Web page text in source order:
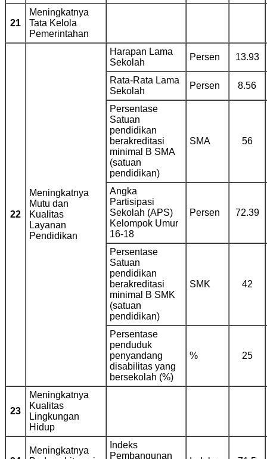
21
Meningkatnya
Tata Kelola
Pemerintahan
22
Meningkatnya
Mutu dan
Kualitas
Layanan
Pendidikan
Harapan Lama
Sekolah
Persen 13.93
Rata-Rata Lama
Sekolah
Persen 8.56
Persentase
Satuan
pendidikan
berakreditasi
minimal B SMA
(satuan
pendidikan)
SMA 56
Angka
Partisipasi
Sekolah (APS)
Kelompok Umur
16-18
Persen 72.39
Persentase
Satuan
pendidikan
berakreditasi
minimal B SMK
(satuan
pendidikan)
SMK 42
Persentase
penduduk
penyandang
disabilitas yang
bersekolah (%)
% 25
23
Meningkatnya
Kualitas
Lingkungan
Hidup
Meningkatnya
Indeks
Pembangunan